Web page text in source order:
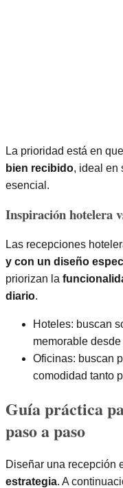
La prioridad está en
bien recibido, ideal en
esencial.
Inspiración hotelera
Las recepciones
y con un diseño
priorizan la
diario.
Hoteles: buscan
memorable
Oficinas: buscan
comodidad tanto
Guía práctica
paso a paso
Diseñar una recepción
estrategia. A